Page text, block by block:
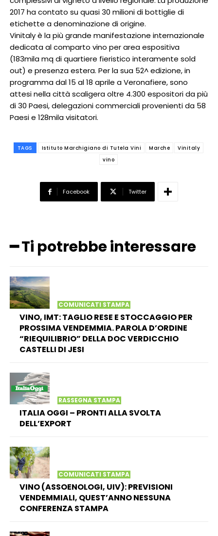
2017 ha contato su quasi 30 milioni di bottiglie di
etichette a denominazione di origine.
Vinitaly è la più grande manifestazione internazionale
dedicata al comparto vino per area espositiva
(183mila mq di quartiere fieristico interamente sold
out) e presenza estera. Per la sua 52^ edizione, in
programma dal 15 al 18 aprile a Veronafiere, sono
attesi nella città scaligera oltre 4.300 espositori da più
di 30 Paesi, delegazioni commerciali provenienti da 58
Paesi e 128mila visitatori.
TAGS Istituto Marchigiano di Tutela Vini Marche
Vinitaly
vino
Facebook Twitter
━ Ti potrebbe interessare
COMUNICATI STAMPA
VINO, IMT: TAGLIO RESE E STOCCAGGIO PER
PROSSIMA VENDEMMIA. PAROLA D’ORDINE
“RIEQUILIBRIO” DELLA DOC VERDICCHIO
CASTELLI DI JESI
RASSEGNA STAMPA
ITALIA OGGI – PRONTI ALLA SVOLTA
DELL’EXPORT
COMUNICATI STAMPA
VINO (ASSOENOLOGI, UIV): PREVISIONI
VENDEMMIALI, QUEST’ANNO NESSUNA
CONFERENZA STAMPA